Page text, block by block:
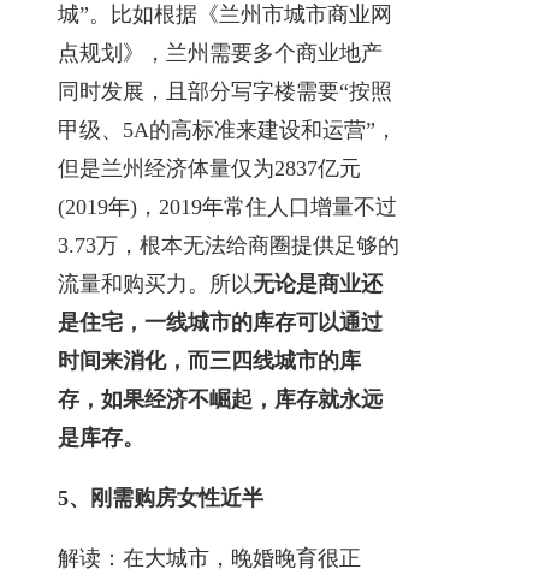
城”。比如根据《兰州市城市商业网
点规划》，兰州需要多个商业地产
同时发展，且部分写字楼需要“按照
甲级、5A的高标准来建设和运营”，
但是兰州经济体量仅为2837亿元
(2019年)，2019年常住人口增量不过
3.73万，根本无法给商圈提供足够的
流量和购买力。所以无论是商业还
是住宅，一线城市的库存可以通过
时间来消化，而三四线城市的库
存，如果经济不崛起，库存就永远
是库存。
5、刚需购房女性近半
解读：在大城市，晚婚晚育很正